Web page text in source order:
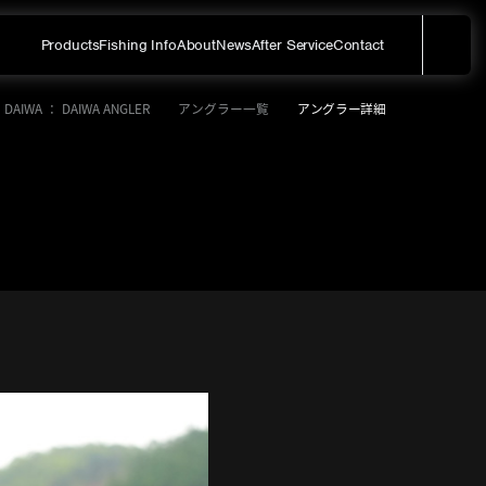
ProductsFishing InfoAboutNewsAfter ServiceContact
サイト内を検索する
DAIWA ： DAIWA ANGLER アングラー一覧 アングラー詳細